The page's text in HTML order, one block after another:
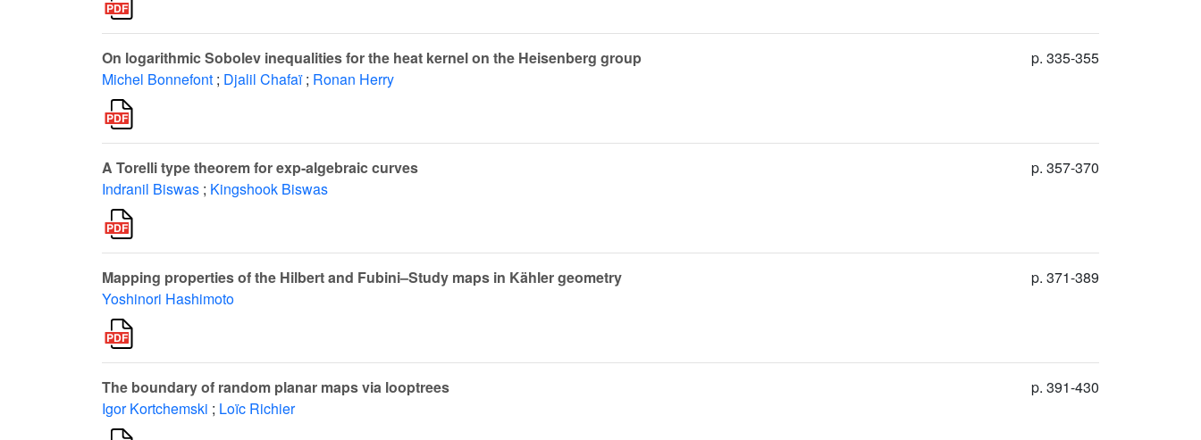
On logarithmic Sobolev inequalities for the heat kernel on the Heisenberg group
Michel Bonnefont ; Djalil Chafaï ; Ronan Herry
p. 335-355
A Torelli type theorem for exp-algebraic curves
Indranil Biswas ; Kingshook Biswas
p. 357-370
Mapping properties of the Hilbert and Fubini–Study maps in Kähler geometry
Yoshinori Hashimoto
p. 371-389
The boundary of random planar maps via looptrees
Igor Kortchemski ; Loïc Richier
p. 391-430